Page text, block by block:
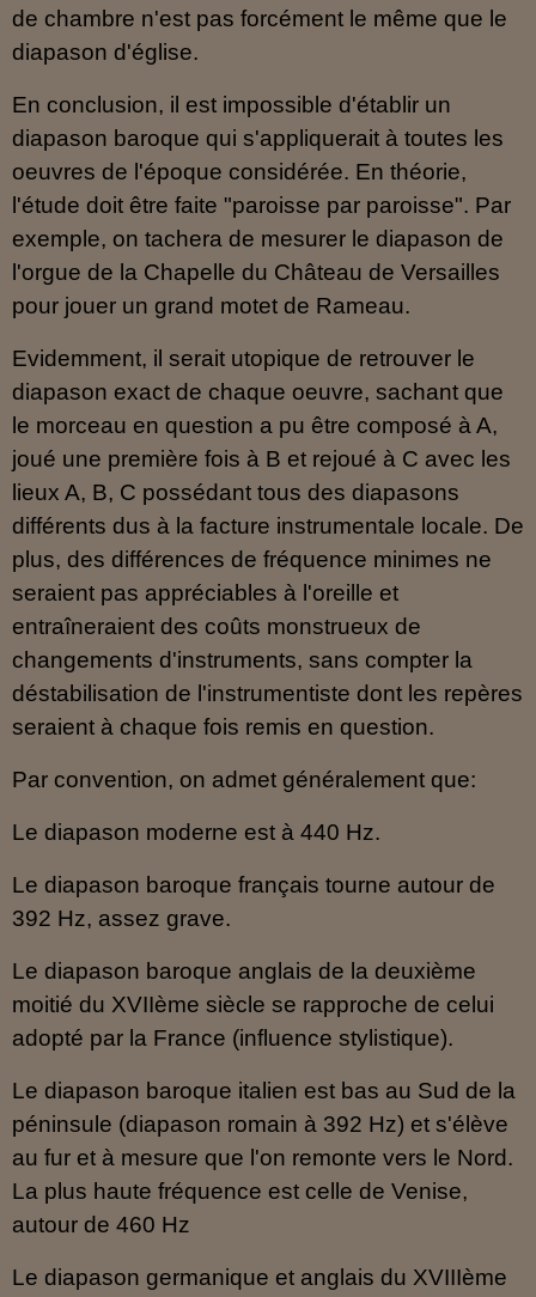
de chambre n'est pas forcément le même que le
diapason d'église.
En conclusion, il est impossible d'établir un
diapason baroque qui s'appliquerait à toutes les
oeuvres de l'époque considérée. En théorie,
l'étude doit être faite "paroisse par paroisse". Par
exemple, on tachera de mesurer le diapason de
l'orgue de la Chapelle du Château de Versailles
pour jouer un grand motet de Rameau.
Evidemment, il serait utopique de retrouver le
diapason exact de chaque oeuvre, sachant que
le morceau en question a pu être composé à A,
joué une première fois à B et rejoué à C avec les
lieux A, B, C possédant tous des diapasons
différents dus à la facture instrumentale locale. De
plus, des différences de fréquence minimes ne
seraient pas appréciables à l'oreille et
entraîneraient des coûts monstrueux de
changements d'instruments, sans compter la
déstabilisation de l'instrumentiste dont les repères
seraient à chaque fois remis en question.
Par convention, on admet généralement que:
Le diapason moderne est à 440 Hz.
Le diapason baroque français tourne autour de
392 Hz, assez grave.
Le diapason baroque anglais de la deuxième
moitié du XVIIème siècle se rapproche de celui
adopté par la France (influence stylistique).
Le diapason baroque italien est bas au Sud de la
péninsule (diapason romain à 392 Hz) et s'élève
au fur et à mesure que l'on remonte vers le Nord.
La plus haute fréquence est celle de Venise,
autour de 460 Hz
Le diapason germanique et anglais du XVIIIème